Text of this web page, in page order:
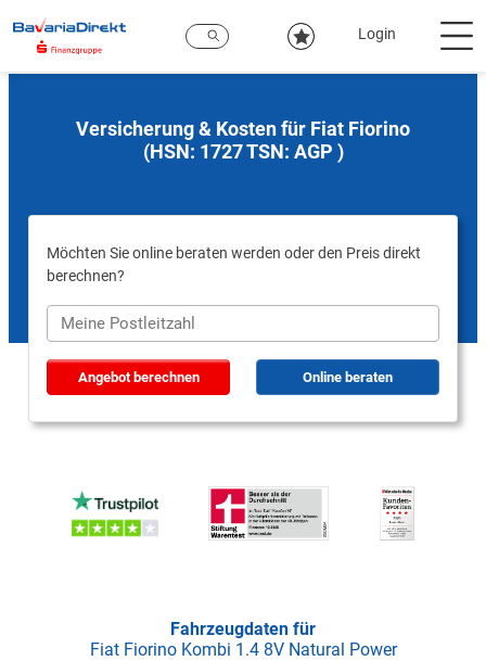
Hauptinhalt
Login
Versicherung & Kosten für Fiat Fiorino
(HSN: 1727 TSN: AGP )
Möchten Sie online beraten werden oder den Preis direkt
berechnen?
Angebot berechnen Online beraten
Fahrzeugdaten für
Fiat Fiorino Kombi 1.4 8V Natural Power